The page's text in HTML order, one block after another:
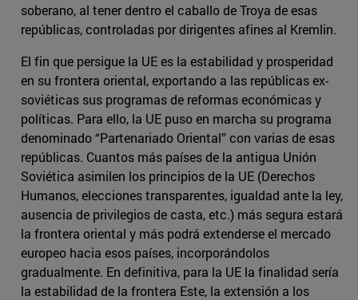
soberano, al tener dentro el caballo de Troya de esas
repúblicas, controladas por dirigentes afines al Kremlin.
El fin que persigue la UE es la estabilidad y prosperidad
en su frontera oriental, exportando a las repúblicas ex-
soviéticas sus programas de reformas económicas y
políticas. Para ello, la UE puso en marcha su programa
denominado “Partenariado Oriental” con varias de esas
repúblicas. Cuantos más países de la antigua Unión
Soviética asimilen los principios de la UE (Derechos
Humanos, elecciones transparentes, igualdad ante la ley,
ausencia de privilegios de casta, etc.) más segura estará
la frontera oriental y más podrá extenderse el mercado
europeo hacia esos países, incorporándolos
gradualmente. En definitiva, para la UE la finalidad sería
la estabilidad de la frontera Este, la extensión a los